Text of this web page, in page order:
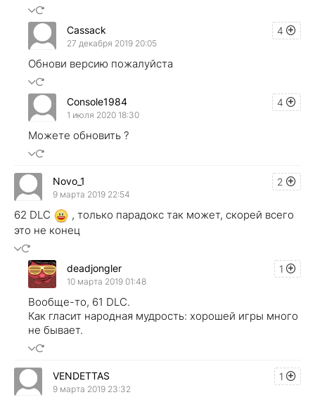
4
Cassack
27 декабря 2019 20:05
Обнови версию пожалуйста
4
Console1984
1 июля 2020 18:30
Можете обновить ?
2
Novo_1
9 марта 2019 22:54
62 DLC
, только парадокс так может, скорей всего
это не конец
1
deadjongler
10 марта 2019 01:48
Вообще-то, 61 DLC.
Как гласит народная мудрость: хорошей игры много
не бывает.
1
VENDETTAS
9 марта 2019 23:32